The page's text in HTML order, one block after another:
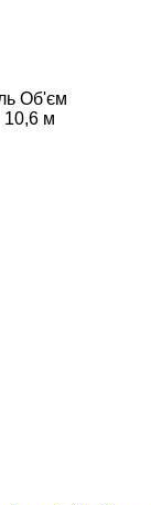
Об'єм
10,6 м